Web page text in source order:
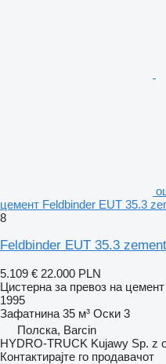
цемент Feldbinder EUT 35.3
8
Feldbinder EUT 35.3 zement
5.109 € 22.000 PLN
Цистерна за превоз на цемент
1995
Зафатнина 35 м³ Оски 3
Полска, Barcin
HYDRO-TRUCK Kujawy Sp. z
Контактирајте го продавачот